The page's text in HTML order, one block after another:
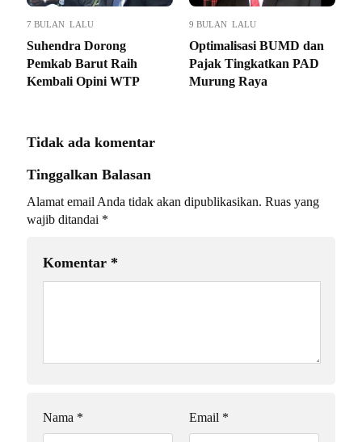
7 BULAN LALU
Suhendra Dorong
Pemkab Barut Raih
Kembali Opini WTP
9 BULAN LALU
Optimalisasi BUMD dan
Pajak Tingkatkan PAD
Murung Raya
Tidak ada komentar
Tinggalkan Balasan
Alamat email Anda tidak akan dipublikasikan. Ruas yang
wajib ditandai *
Komentar *
Nama * Email *